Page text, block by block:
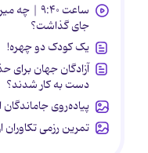
ساعت ۹:۴۰ |
جای گذاشت؟
یک کودک دو چهره!
آزادگان جهان برای
دست به کار شدند؟
پیاده‌روی
تمرین رزمی